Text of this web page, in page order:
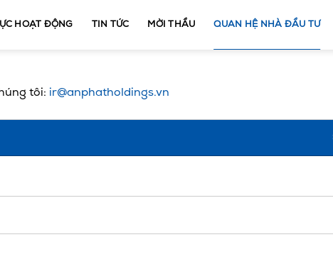
HOẠT ĐỘNG TIN TỨC MỜI THẦU QUAN HỆ NHÀ ĐẦU TƯ
tôi: ir@anphatholdings.vn